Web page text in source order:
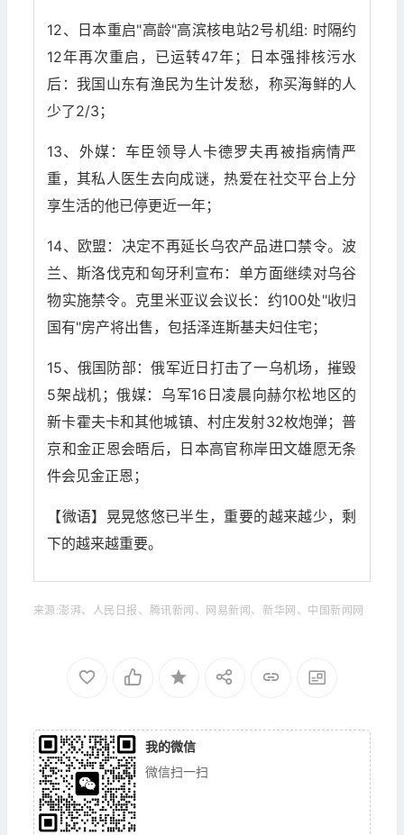
12、日本重启"高龄"高滨核电站2号机组: 时隔约
12年再次重启，已运转47年；日本强排核污水
后：我国山东有渔民为生计发愁，称买海鲜的人
少了2/3；
13、外媒：车臣领导人卡德罗夫再被指病情严
重，其私人医生去向成谜，热爱在社交平台上分
享生活的他已停更近一年；
14、欧盟：决定不再延长乌农产品进口禁令。波
兰、斯洛伐克和匈牙利宣布：单方面继续对乌谷
物实施禁令。克里米亚议会议长：约100处"收归
国有"房产将出售，包括泽连斯基夫妇住宅；
15、俄国防部：俄军近日打击了一乌机场，摧毁
5架战机；俄媒：乌军16日凌晨向赫尔松地区的
新卡霍夫卡和其他城镇、村庄发射32枚炮弹；普
京和金正恩会晤后，日本高官称岸田文雄愿无条
件会见金正恩；
【微语】晃晃悠悠已半生，重要的越来越少，剩
下的越来越重要。
来源:澎湃、人民日报、腾讯新闻、网易新闻、新华网、中国新闻网
我的微信
微信扫一扫